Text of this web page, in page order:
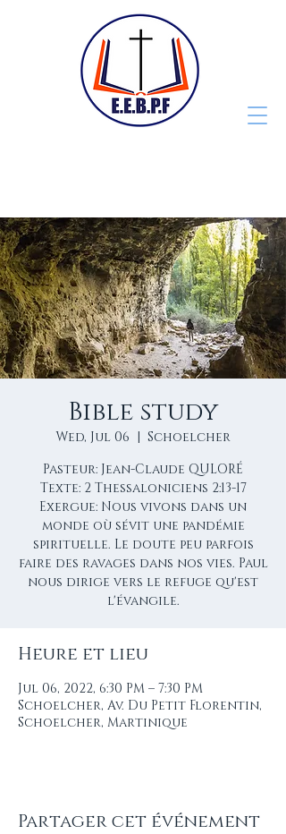
Bible study
Wed, Jul 06
  |
Schoelcher
Pasteur: Jean-Claude QULORÉ
Texte: 2 Thessaloniciens 2:13-17
Exergue: Nous vivons dans un
monde où sévit une pandémie
spirituelle. Le doute peu parfois
faire des ravages dans nos vies. Paul
nous dirige vers le refuge qu'est
Heure et lieu
Jul 06, 2022, 6:30 PM – 7:30 PM
Schoelcher, Av. Du Petit Florentin,
Schoelcher, Martinique
Partager cet événement